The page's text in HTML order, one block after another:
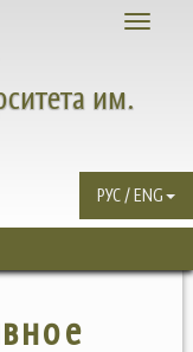
Toggle
им.
РУС / ENG